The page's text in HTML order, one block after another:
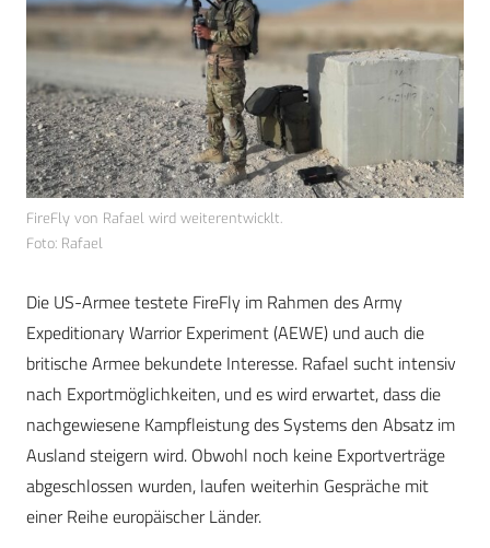
FireFly von Rafael wird weiterentwicklt.
Foto: Rafael
Die US-Armee testete FireFly im Rahmen des Army
Expeditionary Warrior Experiment (AEWE) und auch die
britische Armee bekundete Interesse. Rafael sucht intensiv
nach Exportmöglichkeiten, und es wird erwartet, dass die
nachgewiesene Kampfleistung des Systems den Absatz im
Ausland steigern wird. Obwohl noch keine Exportverträge
abgeschlossen wurden, laufen weiterhin Gespräche mit
einer Reihe europäischer Länder.